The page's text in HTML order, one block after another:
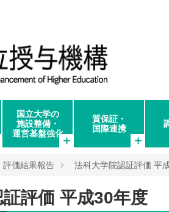
国立大学の
施設整備・
運営基盤強化
質保証・
国際連携
評価結果報告 法科大学院認証評価 平
評価 平成30年度